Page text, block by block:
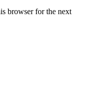
browser for the next